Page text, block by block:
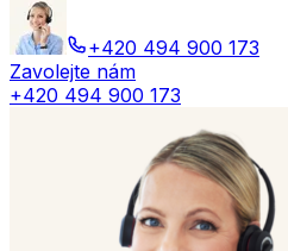
+420 494 900 173
Zavolejte nám
+420 494 900 173